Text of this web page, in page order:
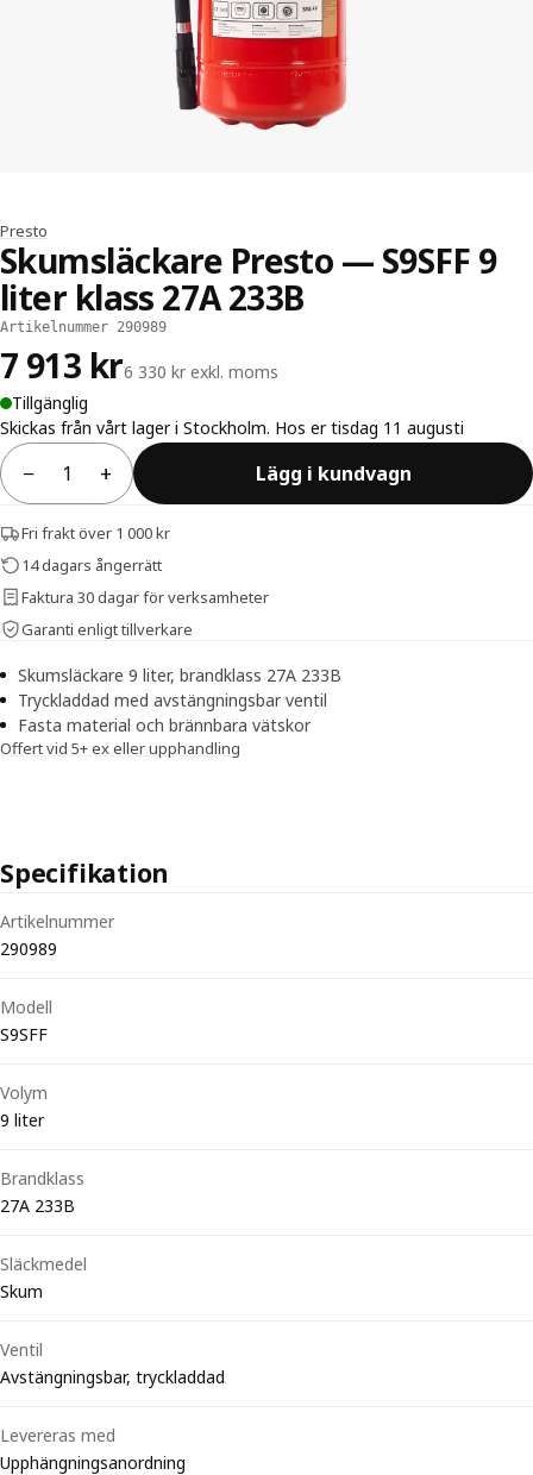
Presto
Skumsläckare Presto — S9SFF 9
liter klass 27A 233B
Artikelnummer 290989
7 913 kr6 330 kr exkl. moms
Tillgänglig
Skickas från vårt lager i Stockholm. Hos er tisdag 11 augusti
− + Lägg i kundvagn
Fri frakt över 1 000 kr
14 dagars ångerrätt
Faktura 30 dagar för verksamheter
Garanti enligt tillverkare
Skumsläckare 9 liter, brandklass 27A 233B
Tryckladdad med avstängningsbar ventil
Fasta material och brännbara vätskor
Offert vid 5+ ex eller upphandling
Specifikation
Artikelnummer
290989
Modell
S9SFF
Volym
9 liter
Brandklass
27A 233B
Släckmedel
Skum
Ventil
Avstängningsbar, tryckladdad
Levereras med
Upphängningsanordning